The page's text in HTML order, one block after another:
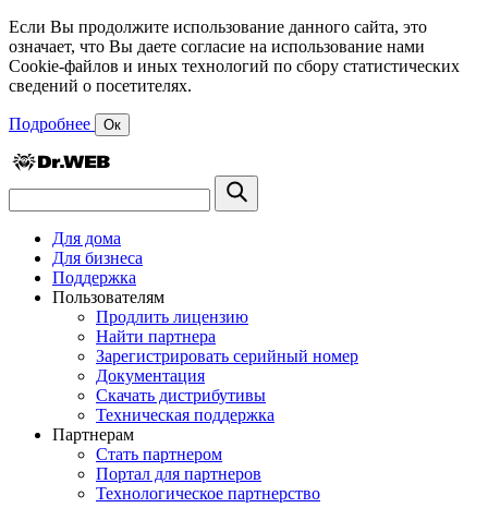
Если Вы продолжите использование данного сайта, это
означает, что Вы даете согласие на использование нами
Cookie-файлов и иных технологий по сбору статистических
сведений о посетителях.
Подробнее Ок
Для дома
Для бизнеса
Поддержка
Пользователям
Продлить лицензию
Найти партнера
Зарегистрировать серийный номер
Документация
Скачать дистрибутивы
Техническая поддержка
Партнерам
Стать партнером
Портал для партнеров
Технологическое партнерство